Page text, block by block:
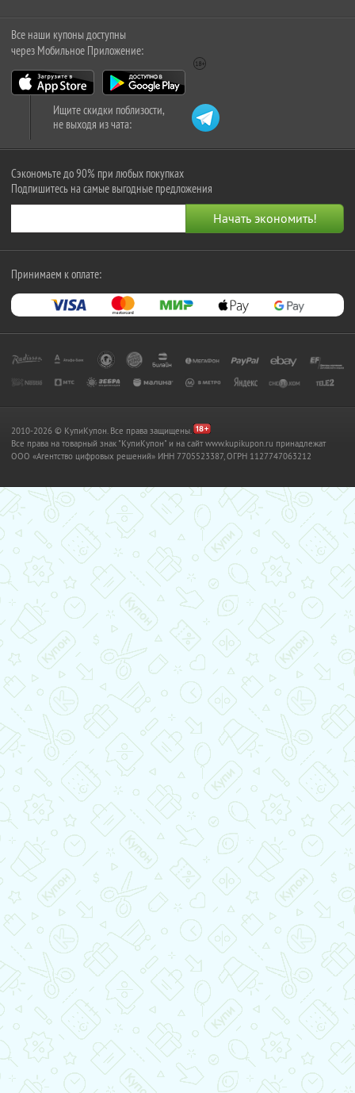
Все наши купоны доступны
через Мобильное Приложение:
Ищите скидки поблизости,
не выходя из чата:
Сэкономьте до 90% при любых покупках
Подпишитесь на самые выгодные предложения
Принимаем к оплате:
2010-2026 © КупиКупон. Все права защищены.
Все права на товарный знак "КупиКупон" и на сайт www.kupikupon.ru принадлежат
OOO «Агентство цифровых решений» ИНН 7705523387, ОГРН 1127747063212